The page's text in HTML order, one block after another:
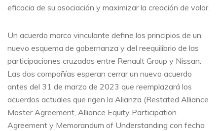
eficacia de su asociación y maximizar la creación de valor.
Un acuerdo marco vinculante define los principios de un
nuevo esquema de gobernanza y del reequilibrio de las
participaciones cruzadas entre Renault Group y Nissan.
Las dos compañías esperan cerrar un nuevo acuerdo
antes del 31 de marzo de 2023 que reemplazará los
acuerdos actuales que rigen la Alianza (Restated Alliance
Master Agreement, Alliance Equity Participation
Agreement y Memorandum of Understanding con fecha